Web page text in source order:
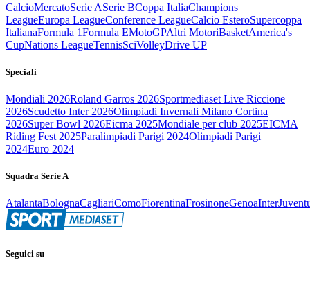
CalcioMercatoSerie ASerie BCoppa ItaliaChampions
LeagueEuropa LeagueConference LeagueCalcio EsteroSupercoppa
ItalianaFormula 1Formula EMotoGPAltri MotoriBasketAmerica's
CupNations LeagueTennisSciVolleyDrive UP
Speciali
Mondiali 2026Roland Garros 2026Sportmediaset Live Riccione
2026Scudetto Inter 2026Olimpiadi Invernali Milano Cortina
2026Super Bowl 2026Eicma 2025Mondiale per club 2025EICMA
Riding Fest 2025Paralimpiadi Parigi 2024Olimpiadi Parigi
2024Euro 2024
Squadra Serie A
AtalantaBolognaCagliariComoFiorentinaFrosinoneGenoaInter
Seguici su